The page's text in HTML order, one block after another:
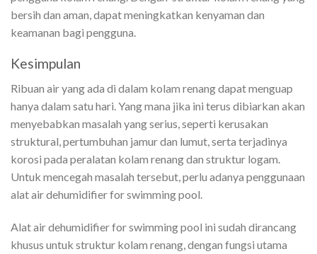
bersih dan aman, dapat meningkatkan kenyaman dan
keamanan bagi pengguna.
Kesimpulan
Ribuan air yang ada di dalam kolam renang dapat menguap
hanya dalam satu hari. Yang mana jika ini terus dibiarkan akan
menyebabkan masalah yang serius, seperti kerusakan
struktural, pertumbuhan jamur dan lumut, serta terjadinya
korosi pada peralatan kolam renang dan struktur logam.
Untuk mencegah masalah tersebut, perlu adanya penggunaan
alat air dehumidifier for swimming pool.
Alat air dehumidifier for swimming pool ini sudah dirancang
khusus untuk struktur kolam renang, dengan fungsi utama